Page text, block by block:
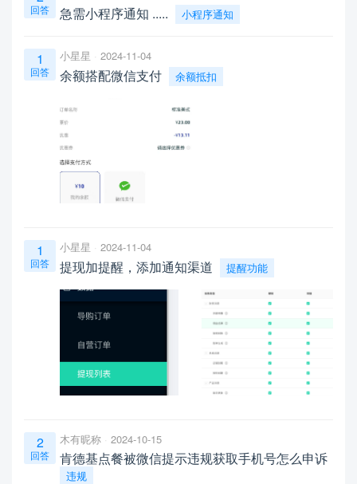
回答 急需小程序通知 ..... 小程序通知
1
回答
小星星 2024-11-04
余额搭配微信支付 余额抵扣
1
回答
小星星 2024-11-04
提现加提醒，添加通知渠道 提醒功能
2
回答
木有昵称 2024-10-15
肯德基点餐被微信提示违规获取手机号怎么申诉
违规